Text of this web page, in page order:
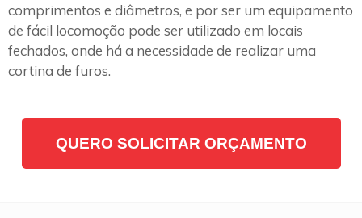
comprimentos e diâmetros, e por ser um equipamento
de fácil locomoção pode ser utilizado em locais
fechados, onde há a necessidade de realizar uma
cortina de furos.
QUERO SOLICITAR ORÇAMENTO